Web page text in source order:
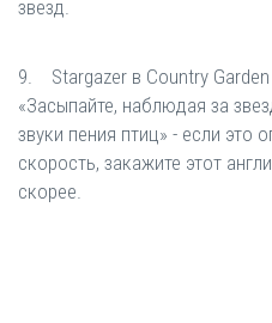
звезд.
9. Stargazer в Country Garden
«Засыпайте, наблюдая за
звуки пения птиц» - если это
скорость, закажите этот
скорее.